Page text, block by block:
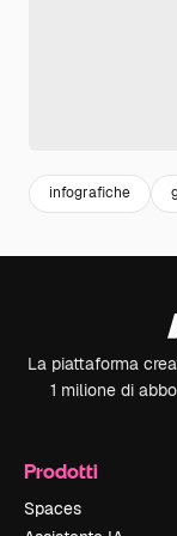
infografiche
La piattaforma
1 milione di
Prodotti
Spaces